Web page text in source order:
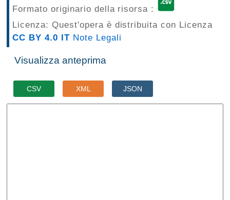
Data
Formato originario della risorsa :
Licenza: Quest'opera è distribuita con Licenza
CC BY 4.0 IT Note Legali
Visualizza anteprima
CSV XML JSON